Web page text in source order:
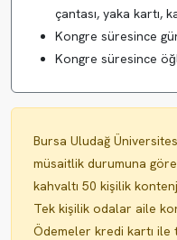
çantası, yaka kartı,
Kongre süresince
Kongre süresince
Bursa Uludağ
müsaitlik durumuna
kahvaltı 50 kişilik
Tek kişilik odalar aile
Ödemeler kredi kartı ile